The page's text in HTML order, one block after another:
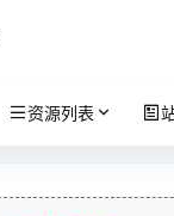
资源列表